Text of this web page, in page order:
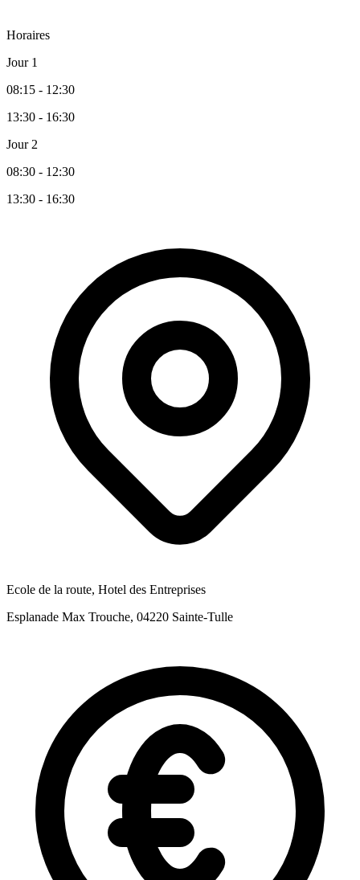
Horaires
Jour 1
08:15 - 12:30
13:30 - 16:30
Jour 2
08:30 - 12:30
13:30 - 16:30
Ecole de la route, Hotel des Entreprises
Esplanade Max Trouche, 04220 Sainte-Tulle